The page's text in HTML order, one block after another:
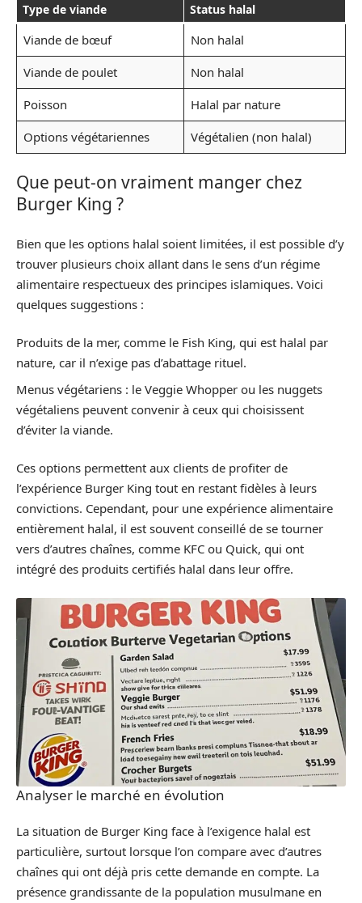
Type de viande Status halal
Viande de bœuf
Non halal
Viande de poulet
Non halal
Poisson
Halal par nature
Options végétariennes
Végétalien (non halal)
Que peut-on vraiment manger chez
Burger King ?
Bien que les options halal soient limitées, il est possible d’y
trouver plusieurs choix allant dans le sens d’un régime
alimentaire respectueux des principes islamiques. Voici
quelques suggestions :
Produits de la mer, comme le Fish King, qui est halal par
nature, car il n’exige pas d’abattage rituel.
Menus végétariens : le Veggie Whopper ou les nuggets
végétaliens peuvent convenir à ceux qui choisissent
d’éviter la viande.
Ces options permettent aux clients de profiter de
l’expérience Burger King tout en restant fidèles à leurs
convictions. Cependant, pour une expérience alimentaire
entièrement halal, il est souvent conseillé de se tourner
vers d’autres chaînes, comme KFC ou Quick, qui ont
intégré des produits certifiés halal dans leur offre.
Analyser le marché en évolution
La situation de Burger King face à l’exigence halal est
particulière, surtout lorsque l’on compare avec d’autres
chaînes qui ont déjà pris cette demande en compte. La
présence grandissante de la population musulmane en